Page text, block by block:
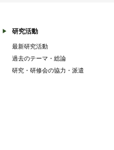
研究活動
最新研究活動
過去のテーマ・総論
研究・研修会の協力・派遣